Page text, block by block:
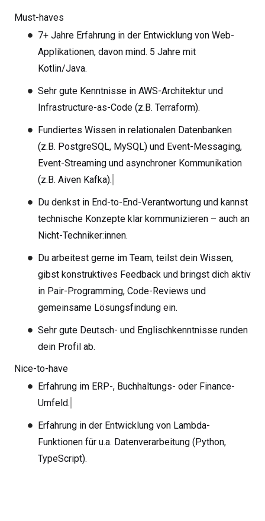
Must-haves
7+ Jahre Erfahrung in der Entwicklung von Web-
Applikationen, davon mind. 5 Jahre mit
Kotlin/Java.
Sehr gute Kenntnisse in AWS-Architektur und
Infrastructure-as-Code (z.B. Terraform).
Fundiertes Wissen in relationalen Datenbanken
(z.B. PostgreSQL, MySQL) und Event-Messaging,
Event-Streaming und asynchroner Kommunikation
(z.B. Aiven Kafka).
Du denkst in End-to-End-Verantwortung und kannst
technische Konzepte klar kommunizieren – auch an
Nicht-Techniker:innen.
Du arbeitest gerne im Team, teilst dein Wissen,
gibst konstruktives Feedback und bringst dich aktiv
in Pair-Programming, Code-Reviews und
gemeinsame Lösungsfindung ein.
Sehr gute Deutsch- und Englischkenntnisse runden
dein Profil ab.
Nice-to-have
Erfahrung im ERP-, Buchhaltungs- oder Finance-
Umfeld.
Erfahrung in der Entwicklung von Lambda-
Funktionen für u.a. Datenverarbeitung (Python,
TypeScript).